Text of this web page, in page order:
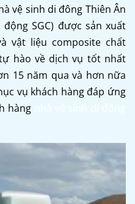
vệ sinh di đông Thiên Ân
SGC) được sản xuất
vật liệu composite chất
hào về dịch vụ tốt nhất
15 năm qua và hơn nữa
vụ khách hàng đáp ứng
hàng